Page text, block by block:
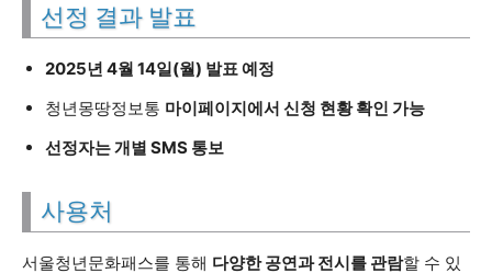
선정 결과 발표
2025년 4월 14일(월) 발표 예정
청년몽땅정보통 마이페이지에서 신청 현황 확인 가능
선정자는 개별 SMS 통보
사용처
서울청년문화패스를 통해 다양한 공연과 전시를 관람할 수 있